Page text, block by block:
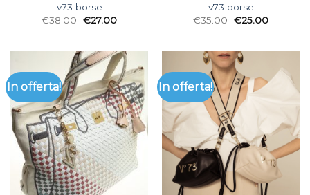
v73 borse
€38.00 €27.00
v73 borse
€35.00 €25.00
In offerta! In offerta!